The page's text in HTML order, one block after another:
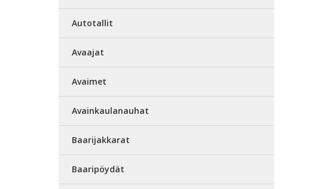
Autotallit
Avaajat
Avaimet
Avainkaulanauhat
Baarijakkarat
Baaripöydät